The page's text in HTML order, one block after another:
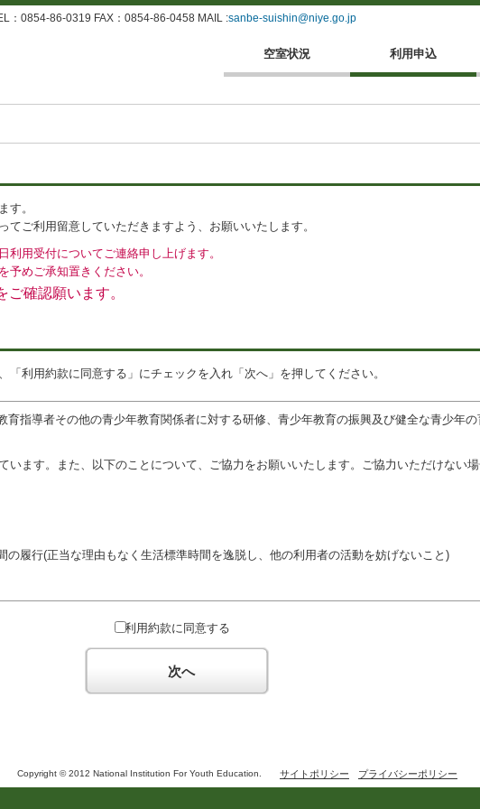
0854-86-0319 FAX：0854-86-0458 MAIL :sanbe-suishin@niye.go.jp
空室状況 利用申込
す。
ご利用留意していただきますよう、お願いいたします。
用受付についてご連絡申し上げます。
予めご承知置きください。
確認願います。
利用約款に同意する」にチェックを入れ「次へ」を押してください。
育指導者その他の青少年教育関係者に対する研修、青少年教育の振興及び健全な青少年の
います。また、以下のことについて、ご協力をお願いいたします。ご協力いただけない
の履行(正当な理由もなく生活標準時間を逸脱し、他の利用者の活動を妨げないこと)
めの政治教育その他の政治的活動を目的とした利用
めの宗教教育その他の宗教的活動を目的とした利用(団体が施設内及び施設を利用しなが
動をアピールする活動等)
りやマナーを守るとともに、他の利用団体の迷惑とならないようご協力ください。
利用約款に同意する
次へ
Copyright © 2012 National Institution For Youth Education. サイトポリシー プライバシーポリシー